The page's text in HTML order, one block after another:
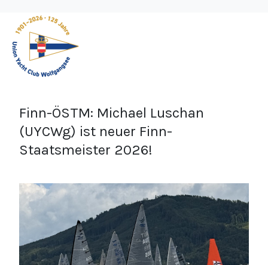
Finn-ÖSTM: Michael Luschan
(UYCWg) ist neuer Finn-
Staatsmeister 2026!